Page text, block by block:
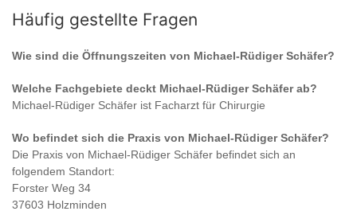
Häufig gestellte Fragen
Wie sind die Öffnungszeiten von Michael-Rüdiger Schäfer?
Welche Fachgebiete deckt Michael-Rüdiger Schäferab?
Michael-Rüdiger Schäfer ist Facharzt für Chirurgie
Wo befindet sich die Praxis von Michael-Rüdiger Schäfer?
Die Praxis von Michael-Rüdiger Schäfer befindet sich an
folgendem Standort:
Forster Weg 34
37603 Holzminden